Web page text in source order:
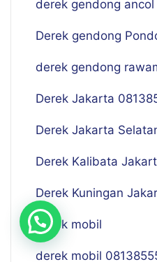
derek gendong ancol
Derek gendong
derek gendong
Derek Jakarta
Derek Jakarta
Derek Kalibata
Derek Kuningan
derek mobil
derek mobil